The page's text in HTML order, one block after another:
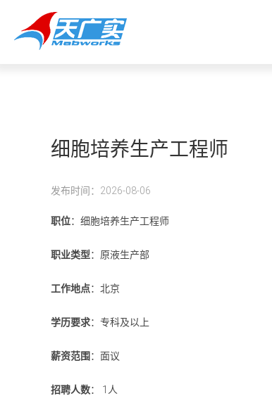
细胞培养生产工程师
发布时间：2026-08-06
职位：细胞培养生产工程师
职业类型：原液生产部
工作地点：北京
学历要求：专科及以上
薪资范围 ：面议
招聘人数： 1人